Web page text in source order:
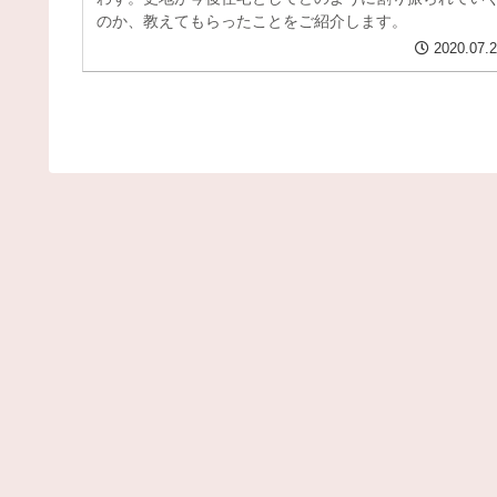
のか、教えてもらったことをご紹介します。